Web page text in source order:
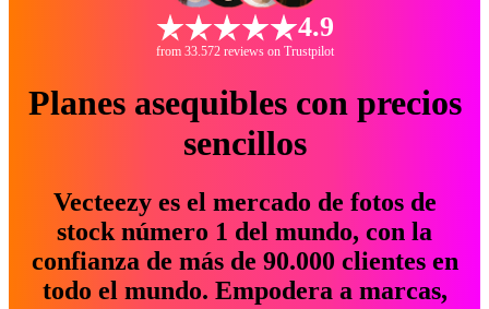
4.9
from 33.572 reviews on Trustpilot
Planes asequibles con precios
sencillos
Vecteezy es el mercado de fotos de
stock número 1 del mundo, con la
confianza de más de 90.000 clientes en
todo el mundo. Empodera a marcas,